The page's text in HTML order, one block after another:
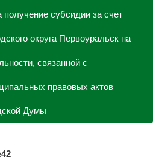
получение субсидии за счет
округа Первоуральск на
связанной с
правовых актов
Думы